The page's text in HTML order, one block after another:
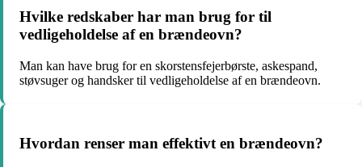
Hvilke redskaber har man brug for til
vedligeholdelse af en brændeovn?
Man kan have brug for en skorstensfejerbørste, askespand,
støvsuger og handsker til vedligeholdelse af en brændeovn.
Hvordan renser man effektivt en brændeovn?